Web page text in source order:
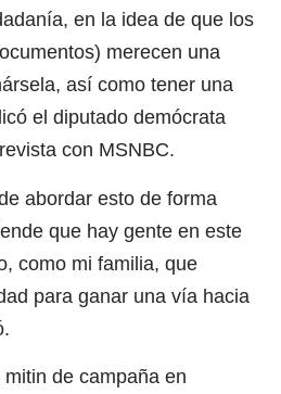
en la idea de que los
merecen una
así como tener una
el diputado demócrata
con MSNBC.
abordar esto de forma
que hay gente en este
como mi familia, que
para ganar una vía hacia
de campaña en